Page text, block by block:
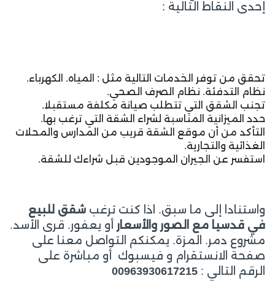
إحدى النقاط التالية :
تحقق من توفر الخدمات التالية مثل : المياه. الكهرباء.
نظام التدفئة. نظام الصرف الصحي.
تجنب الشقق التي تتطلب صيانة مكلفة مستقبلا.
حدد الميزانية المناسبة لشراء الشقة التي ترغب بها.
التأكد من أن موقع الشقة قريب من المدارس والمحلات
الغذائية والتجارية.
استفسر عن الجيران الموجودين قبل شراءك للشقة.
واستنادا إلى ما سبق. اذا كنت ترغب شقق للبيع
في قدسيا مع الصور والأسعار
أو يعفور. قرى الأسد.
مشروع دمر. المزة. يمكنكم التواصل معنا على
صفحة الانستقرام و فيسبوك أو مباشرة على
الرقم التالي : 00963930617215